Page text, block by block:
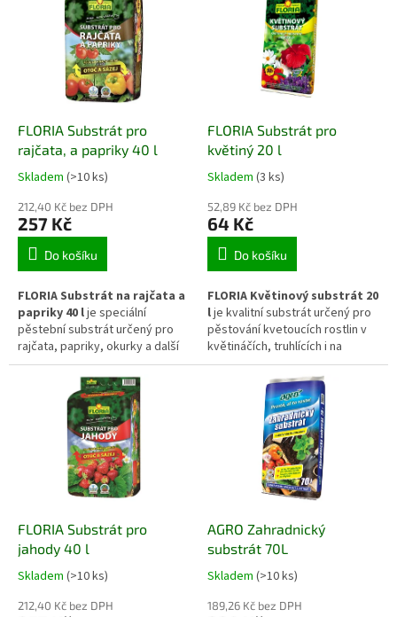
zakořenění, zdravý růst a
dlouhodobou vitalitu rostlin.
Substrát je vhodný pro použití
na záhonech, ve sklenících i v
pěstebních nádobách.
složek podporuje zakořenění,
zdravý růst a udržování
potřebné vláhy.
FLORIA Substrát pro
rajčata, a papriky 40 l
Skladem (>10 ks)
212,40 Kč bez DPH
257 Kč
Do košíku
FLORIA Substrát na rajčata a
papriky 40 lje speciální
pěstební substrát určený pro
rajčata, papriky, okurky a další
plodovou zeleninu s vyššími
nároky na vláhu a výživu.
Vyvážené složení podporuje
rychlé zakořenění, zdravý růst
rostlin a vytváří vhodné
podmínky pro kvetení i tvorbu
plodů. Substrát je vhodný pro
pěstování na záhonech, ve
sklenících, fóliovnících i ve
FLORIA Substrát pro
květiný 20 l
Skladem (3 ks)
52,89 Kč bez DPH
64 Kč
Do košíku
FLORIA Květinový substrát 20
lje kvalitní substrát určený pro
pěstování kvetoucích rostlin v
květináčích, truhlících i na
záhonech. Poskytuje vhodné
podmínky pro rychlé
zakořenění, zdravý růst a
dlouhodobě bohaté kvetení. Je
vhodný pro letničky, balkonové
květiny, trvalky i další okrasné
rostliny pěstované v nádobách i
ve volné půdě.
FLORIA Substrát pro
jahody 40 l
Skladem (>10 ks)
212,40 Kč bez DPH
AGRO Zahradnický
substrát 70L
Skladem (>10 ks)
189,26 Kč bez DPH